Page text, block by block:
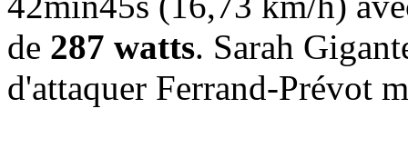
de 287 watts. Sarah
d'attaquer Ferrand-Prévot